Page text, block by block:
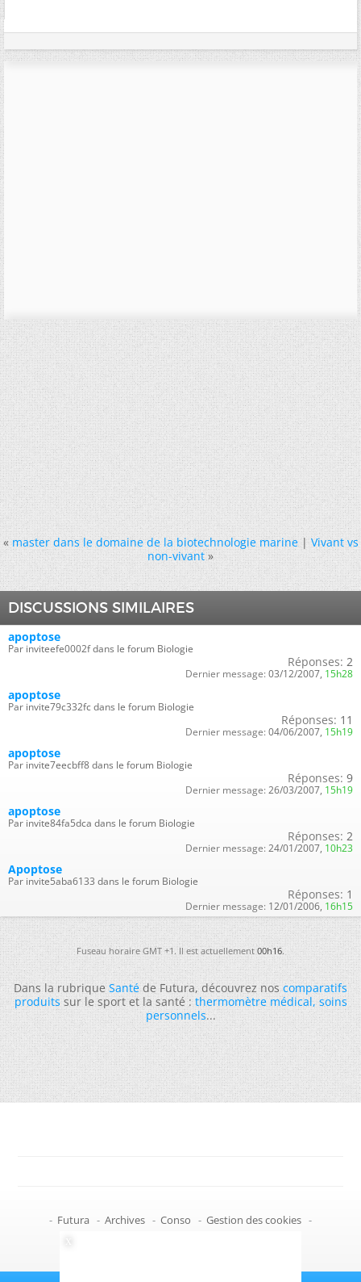
« master dans le domaine de la biotechnologie marine|Vivant vs
non-vivant »
DISCUSSIONS SIMILAIRES
apoptose
Par inviteefe0002f dans le forum Biologie
Réponses: 2
Dernier message: 03/12/2007, 15h28
apoptose
Par invite79c332fc dans le forum Biologie
Réponses: 11
Dernier message: 04/06/2007, 15h19
apoptose
Par invite7eecbff8 dans le forum Biologie
Réponses: 9
Dernier message: 26/03/2007, 15h19
apoptose
Par invite84fa5dca dans le forum Biologie
Réponses: 2
Dernier message: 24/01/2007, 10h23
Apoptose
Par invite5aba6133 dans le forum Biologie
Réponses: 1
Dernier message: 12/01/2006, 16h15
Fuseau horaire GMT +1. Il est actuellement00h16.
Dans la rubriqueSantéde Futura, découvrez noscomparatifs
produitssur le sport et la santé :thermomètre médical,soins
personnels...
- Futura - Archives - Conso - Gestion des cookies -